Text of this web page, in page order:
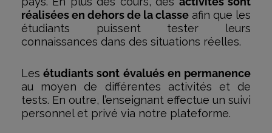
réalisées en dehors de la classe afin que les
étudiants puissent tester leurs
connaissances dans des situations réelles.
Les étudiants sont évalués en permanence
au moyen de différentes activités et de
tests. En outre, l’enseignant effectue un suivi
personnel et privé via notre plateforme.